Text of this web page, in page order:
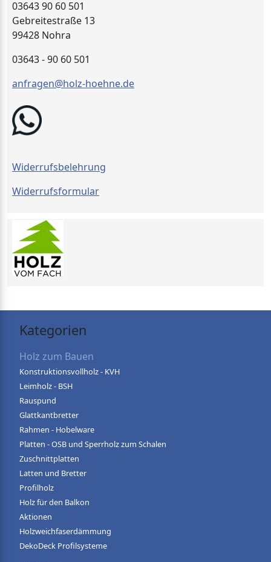
03643 90 60 501
Gebreitestraße 13
99428 Nohra
03643 - 90 60 501
anfragen@holz-hoehne.de
Widerrufsbelehrung
Widerrufsformular
Kategorien
Holz zum Bauen
Konstruktionsvollholz - KVH
Leimholz - BSH
Rauspund
Glattkantbretter
Rahmen - Hobelware
Platten - OSB und Sperrholz zum Schalen
Zuschnittplatten
Latten und Bretter
Profilholz
Holz für den Balkon
Aktionen
Holzweichfaserdämmung
DekoDeck Profilsysteme